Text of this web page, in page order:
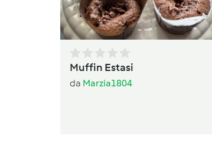
Muffin Estasi
da Marzia1804